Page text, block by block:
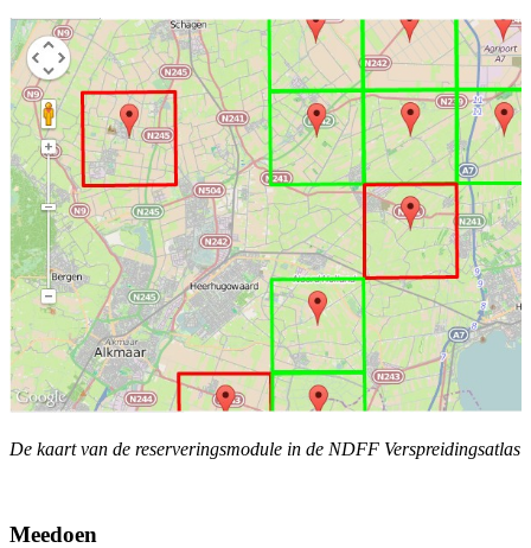
De kaart van de reserveringsmodule in de NDFF Verspreidingsatlas
Meedoen